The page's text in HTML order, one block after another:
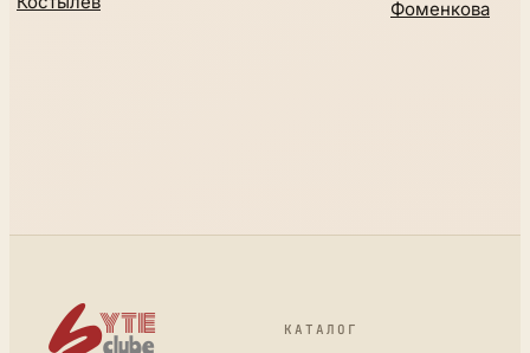
Фоменкова
КАТАЛОГ